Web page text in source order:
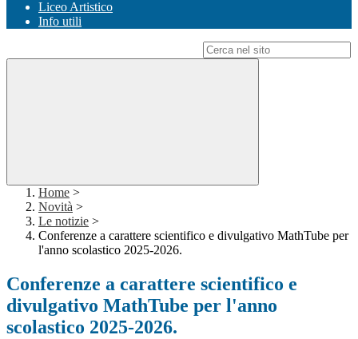
Liceo Artistico
Info utili
Home >
Novità >
Le notizie >
Conferenze a carattere scientifico e divulgativo MathTube per
l'anno scolastico 2025-2026.
Conferenze a carattere scientifico e
divulgativo MathTube per l'anno
scolastico 2025-2026.